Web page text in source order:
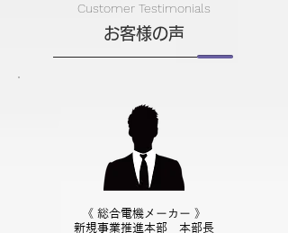
Customer Testimonials
お客様の声
《 総合電機メーカー 》
新規事業推進本部 本部長